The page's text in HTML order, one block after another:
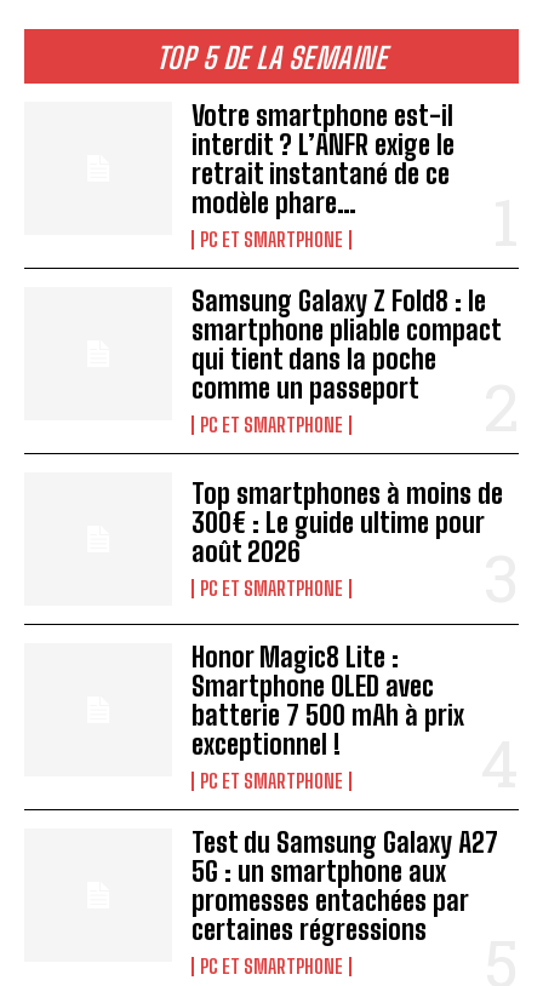
TOP 5 DE LA SEMAINE
Votre smartphone est-il
interdit ? L’ANFR exige le
retrait instantané de ce
modèle phare…
PC ET SMARTPHONE
Samsung Galaxy Z Fold8 : le
smartphone pliable compact
qui tient dans la poche
comme un passeport
PC ET SMARTPHONE
Top smartphones à moins de
300€ : Le guide ultime pour
août 2026
PC ET SMARTPHONE
Honor Magic8 Lite :
Smartphone OLED avec
batterie 7 500 mAh à prix
exceptionnel !
PC ET SMARTPHONE
Test du Samsung Galaxy A27
5G : un smartphone aux
promesses entachées par
certaines régressions
PC ET SMARTPHONE